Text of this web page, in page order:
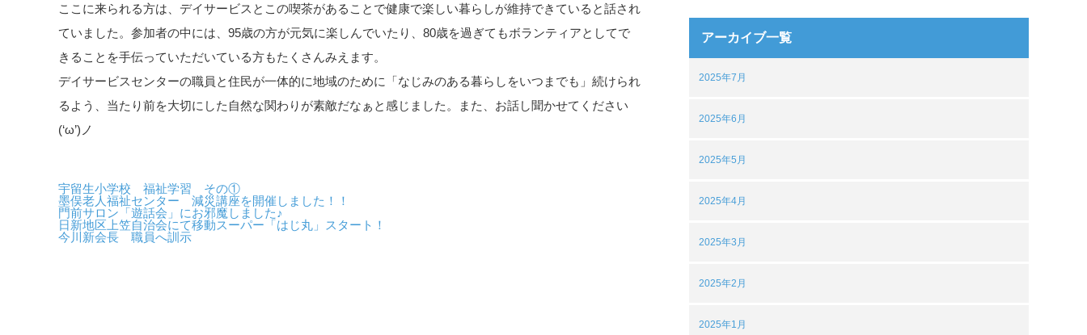
ここに来られる方は、デイサービスとこの喫茶があることで健康で楽しい暮らしが維持できていると話され
ていました。参加者の中には、95歳の方が元気に楽しんでいたり、80歳を過ぎてもボランティアとしてで
きることを手伝っていただいている方もたくさんみえます。
デイサービスセンターの職員と住民が一体的に地域のために「なじみのある暮らしをいつまでも」続けられ
るよう、当たり前を大切にした自然な関わりが素敵だなぁと感じました。また、お話し聞かせてください
(‘ω’)ノ
宇留生小学校 福祉学習 その①
墨俣老人福祉センター 減災講座を開催しました！！
門前サロン「遊話会」にお邪魔しました♪
日新地区上笠自治会にて移動スーパー「はじ丸」スタート！
今川新会長 職員へ訓示
アーカイブ一覧
2025年7月
2025年6月
2025年5月
2025年4月
2025年3月
2025年2月
2025年1月